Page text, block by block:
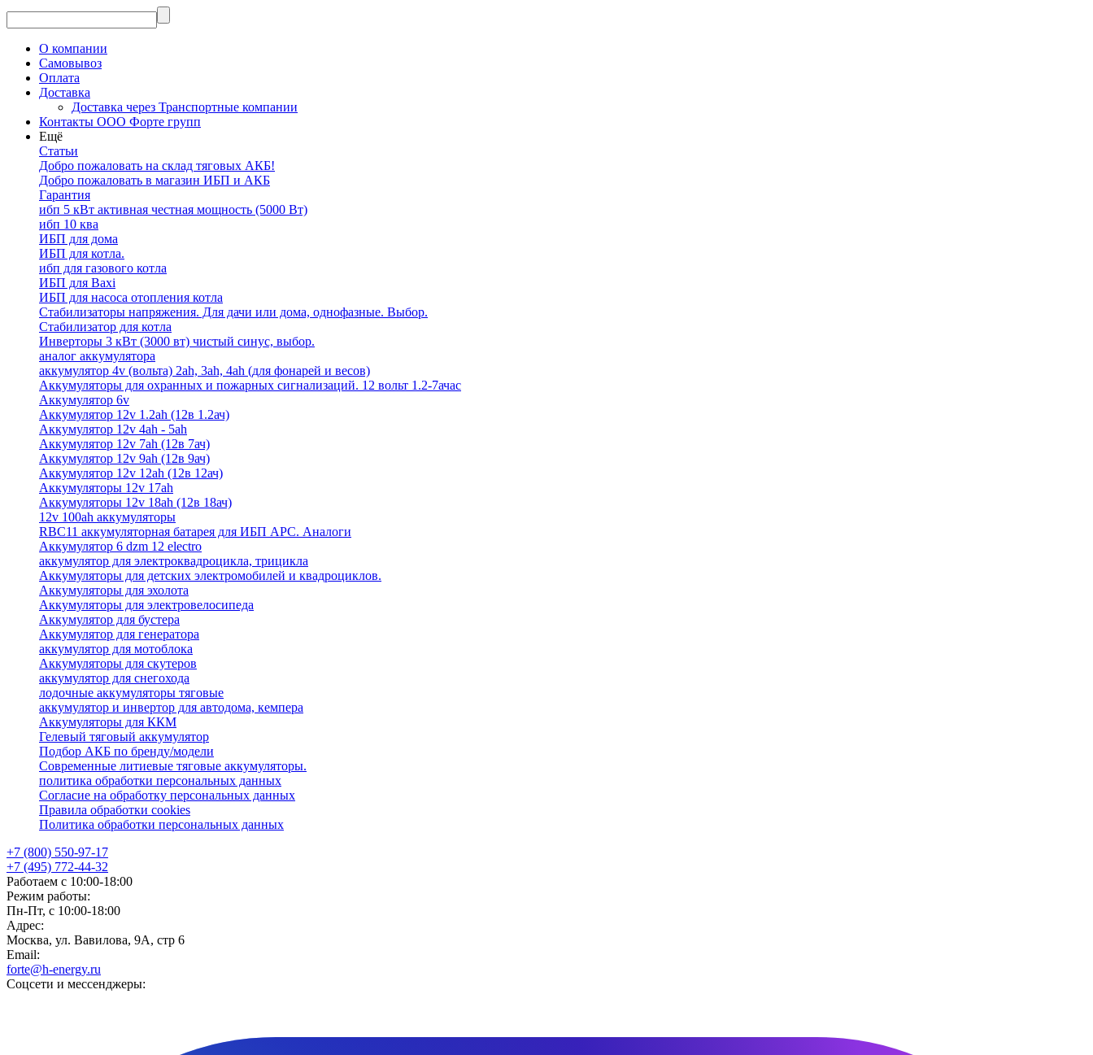
О компании
Самовывоз
Оплата
Доставка
Доставка через Транспортные компании
Контакты ООО Форте групп
Ещё
Статьи
Добро пожаловать на склад тяговых АКБ!
Добро пожаловать в магазин ИБП и АКБ
Гарантия
ибп 5 кВт активная честная мощность (5000 Вт)
ибп 10 ква
ИБП для дома
ИБП для котла.
ибп для газового котла
ИБП для Baxi
ИБП для насоса отопления котла
Стабилизаторы напряжения. Для дачи или дома, однофазные. Выбор.
Стабилизатор для котла
Инверторы 3 кВт (3000 вт) чистый синус, выбор.
аналог аккумулятора
аккумулятор 4v (вольта) 2ah, 3ah, 4ah (для фонарей и весов)
Аккумуляторы для охранных и пожарных сигнализаций. 12 вольт 1.2-7ачас
Аккумулятор 6v
Аккумулятор 12v 1.2ah (12в 1.2ач)
Аккумулятор 12v 4ah - 5ah
Аккумулятор 12v 7ah (12в 7ач)
Аккумулятор 12v 9ah (12в 9ач)
Аккумулятор 12v 12ah (12в 12ач)
Аккумуляторы 12v 17ah
Аккумуляторы 12v 18ah (12в 18ач)
12v 100ah аккумуляторы
RBC11 аккумуляторная батарея для ИБП APC. Аналоги
Аккумулятор 6 dzm 12 electro
аккумулятор для электроквадроцикла, трицикла
Аккумуляторы для детских электромобилей и квадроциклов.
Аккумуляторы для эхолота
Аккумуляторы для электровелосипеда
Аккумулятор для бустера
Аккумулятор для генератора
аккумулятор для мотоблока
Аккумуляторы для скутеров
аккумулятор для снегохода
лодочные аккумуляторы тяговые
аккумулятор и инвертор для автодома, кемпера
Аккумуляторы для ККМ
Гелевый тяговый аккумулятор
Подбор АКБ по бренду/модели
Современные литиевые тяговые аккумуляторы.
политика обработки персональных данных
Согласие на обработку персональных данных
Правила обработки cookies
Политика обработки персональных данных
+7 (800) 550-97-17
+7 (495) 772-44-32
Работаем с 10:00-18:00
Режим работы:
Пн-Пт, с 10:00-18:00
Адрес:
Москва, ул. Вавилова, 9А, стр 6
Email:
forte@h-energy.ru
Соцсети и мессенджеры: